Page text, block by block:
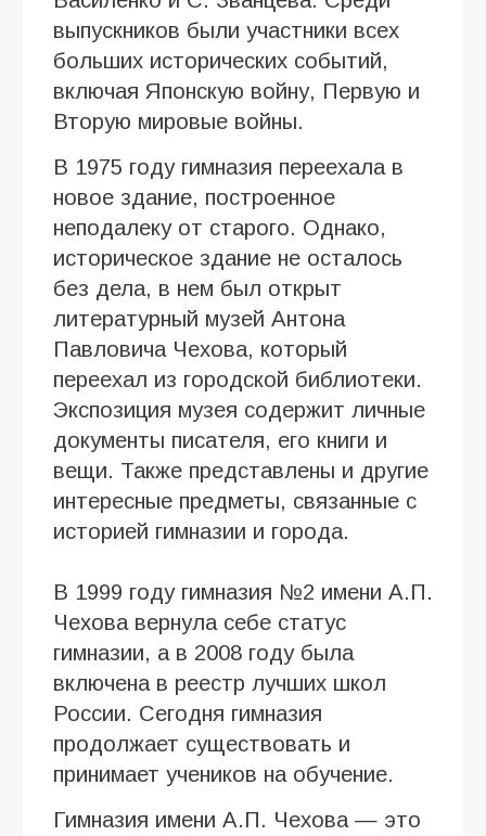
выпускников были участники всех
больших исторических событий,
включая Японскую войну, Первую и
Вторую мировые войны.
В 1975 году гимназия переехала в
новое здание, построенное
неподалеку от старого. Однако,
историческое здание не осталось
без дела, в нем был открыт
литературный музей Антона
Павловича Чехова, который
переехал из городской библиотеки.
Экспозиция музея содержит личные
документы писателя, его книги и
вещи. Также представлены и другие
интересные предметы, связанные с
историей гимназии и города.
В 1999 году гимназия №2 имени А.П.
Чехова вернула себе статус
гимназии, а в 2008 году была
включена в реестр лучших школ
России. Сегодня гимназия
продолжает существовать и
принимает учеников на обучение.
Гимназия имени А.П. Чехова — это